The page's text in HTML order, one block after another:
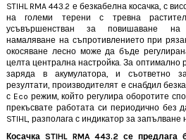
STIHL RMA 443.2 е безкабелна косачка, с
на големи терени с тревна
усъвършенстван за повишаване на
намаляване на съпротивлението при
окосяване лесно може да бъде
целта централна настройка. За оптимално
заряда в акумулатора, и съответно
резултати, производителят е снабдил
с Eco режим, който регулира оборотите
прекъсвате работата си периодично без
STIHL, разполага с индикатор за запълване
Косачка STIHL RMA 443.2 се предлага